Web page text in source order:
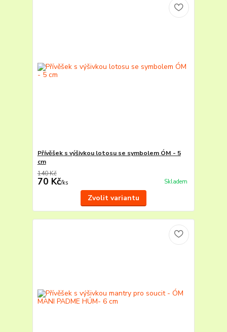
Přívěšek s výšivkou lotosu se symbolem ÓM - 5
cm
140 Kč
70 Kč/ks Skladem
Zvolit variantu